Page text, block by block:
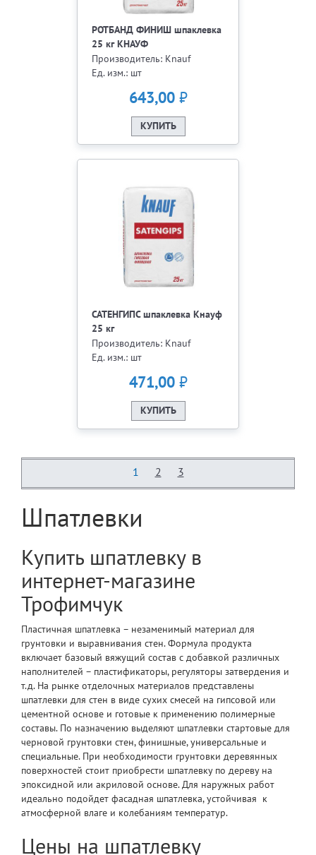
РОТБАНД ФИНИШ шпаклевка
25 кг КНАУФ
Производитель: Knauf
Ед. изм.: шт
643,00₽
КУПИТЬ
САТЕНГИПС шпаклевка Кнауф
25 кг
Производитель: Knauf
Ед. изм.: шт
471,00₽
КУПИТЬ
1 2 3
Шпатлевки
Купить шпатлевку в
интернет-магазине
Трофимчук
Пластичная шпатлевка – незаменимый материал для
грунтовки и выравнивания стен. Формула продукта
включает базовый вяжущий состав с добавкой различных
наполнителей – пластификаторы, регуляторы затвердения и
т.д. На рынке отделочных материалов представлены
шпатлевки для стен в виде сухих смесей на гипсовой или
цементной основе и готовые к применению полимерные
составы. По назначению выделяют шпатлевки стартовые для
черновой грунтовки стен, финишные, универсальные и
специальные. При необходимости грунтовки деревянных
поверхностей стоит приобрести шпатлевку по дереву на
эпоксидной или акриловой основе. Для наружных работ
идеально подойдет фасадная шпатлевка, устойчивая к
атмосферной влаге и колебаниям температур.
Цены на шпатлевку